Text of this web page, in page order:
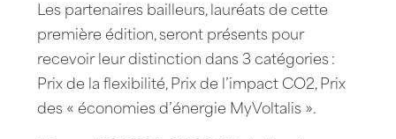
Les partenaires bailleurs, lauréats de cette
première édition, seront présents pour
recevoir leur distinction dans 3 catégories :
Prix de la flexibilité, Prix de l’impact CO2, Prix
des « économies d’énergie MyVoltalis ».